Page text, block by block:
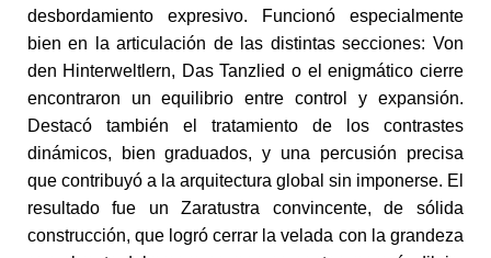
desbordamiento expresivo. Funcionó especialmente
bien en la articulación de las distintas secciones: Von
den Hinterweltlern, Das Tanzlied o el enigmático cierre
encontraron un equilibrio entre control y expansión.
Destacó también el tratamiento de los contrastes
dinámicos, bien graduados, y una percusión precisa
que contribuyó a la arquitectura global sin imponerse. El
resultado fue un Zaratustra convincente, de sólida
construcción, que logró cerrar la velada con la grandeza